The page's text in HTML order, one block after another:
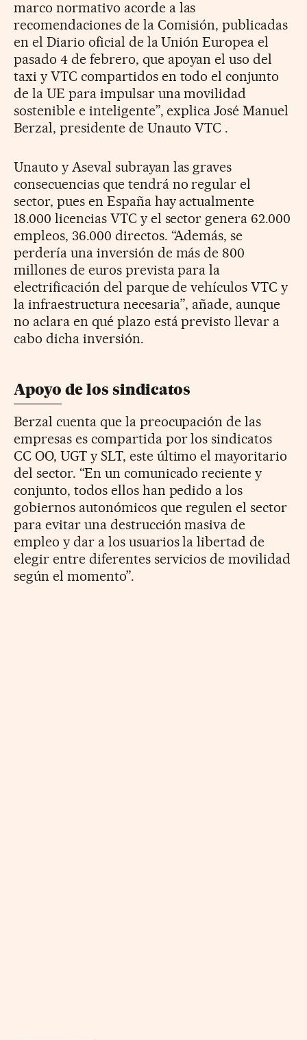
marco normativo acorde a las
recomendaciones de la Comisión, publicadas
en el Diario oficial de la Unión Europea el
pasado 4 de febrero, que apoyan el uso del
taxi y VTC compartidos en todo el conjunto
de la UE para impulsar una movilidad
sostenible e inteligente”, explica José Manuel
Berzal, presidente de Unauto VTC .
Unauto y Aseval subrayan las graves
consecuencias que tendrá no regular el
sector, pues en España hay actualmente
18.000 licencias VTC y el sector genera 62.000
empleos, 36.000 directos. “Además, se
perdería una inversión de más de 800
millones de euros prevista para la
electrificación del parque de vehículos VTC y
la infraestructura necesaria”, añade, aunque
no aclara en qué plazo está previsto llevar a
cabo dicha inversión.
Apoyo de los sindicatos
Berzal cuenta que la preocupación de las
empresas es compartida por los sindicatos
CC OO, UGT y SLT, este último el mayoritario
del sector. “En un comunicado reciente y
conjunto, todos ellos han pedido a los
gobiernos autonómicos que regulen el sector
para evitar una destrucción masiva de
empleo y dar a los usuarios la libertad de
elegir entre diferentes servicios de movilidad
según el momento”.